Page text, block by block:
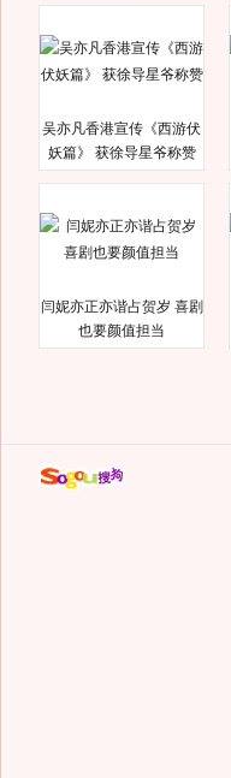
吴亦凡香港宣传《西游伏
妖篇》 获徐导星爷称赞
闫妮亦正亦谐占贺岁 喜剧
也要颜值担当